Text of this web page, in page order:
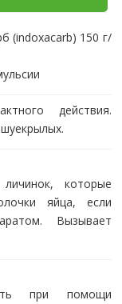
(indoxacarb) 150 г/
действия.
которые
яйца, если
Вызывает
при помощи